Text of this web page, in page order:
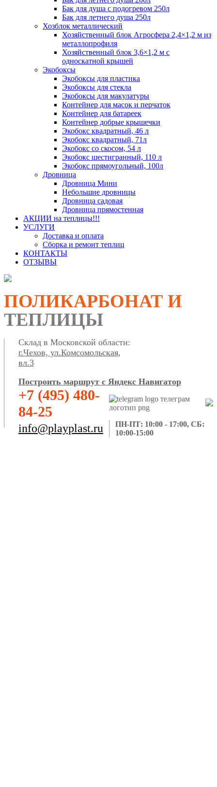
Бак для душа с подогревом 250л
Бак для летнего душа 250л
Хозблок металлический
Хозяйственный блок Агросфера 2,4×1,2 м из
металлопрофиля
Хозяйственный блок 3,6×1,2 м с
односкатной крышей
Экобоксы
Экобоксы для пластика
Экобоксы для стекла
Экобоксы для макулатуры
Контейнер для масок и перчаток
Контейнер для батареек
Контейнер добрые крышечки
Экобокс квадратный, 46 л
Экобокс квадратный, 71л
Экобокс со скосом, 54 л
Экобокс шестигранный, 110 л
Экобокс прямоугольный, 100л
Дровница
Дровница Мини
Небольшие дровницы
Дровница садовая
Дровница прямостенная
АКЦИИ на теплицы!!!
УСЛУГИ
Доставка и оплата
Сборка и ремонт теплиц
КОНТАКТЫ
ОТЗЫВЫ
ПОЛИКАРБОНАТ И
ТЕПЛИЦЫ
Склад в Московской области:
г.Чехов, ул.Комсомольская,
вл.3
Построить маршрут с Яндекс Навигатор
+7 (495) 480-
84-25
info@playplast.ru
ПН-ПТ: 10:00 - 17:00, СБ:
10:00-15:00